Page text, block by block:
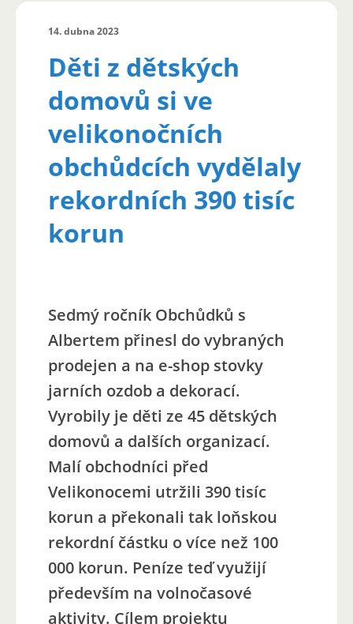
14. dubna 2023
Děti z dětských
domovů si ve
velikonočních
obchůdcích vydělaly
rekordních 390 tisíc
korun
Sedmý ročník Obchůdků s
Albertem přinesl do vybraných
prodejen a na e-shop stovky
jarních ozdob a dekorací.
Vyrobily je děti ze 45 dětských
domovů a dalších organizací.
Malí obchodníci před
Velikonocemi utržili 390 tisíc
korun a překonali tak loňskou
rekordní částku o více než 100
000 korun. Peníze teď využijí
především na volnočasové
aktivity. Cílem projektu